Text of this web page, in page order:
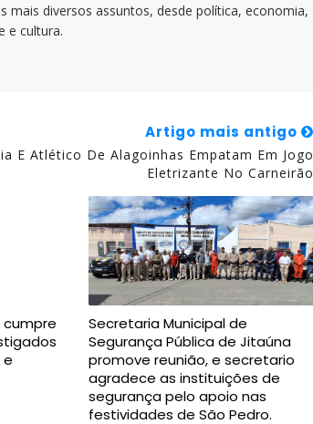
mais diversos assuntos, desde política, economia,
e cultura.
Artigo mais antigo
E Atlético De Alagoinhas Empatam Em Jogo
Eletrizante No Carneirão
e
Secretaria Municipal de
Segurança Pública de Jitaúna
promove reunião, e secretario
agradece as instituições de
segurança pelo apoio nas
festividades de São Pedro.